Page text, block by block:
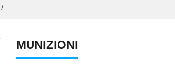
/
MUNIZIONI